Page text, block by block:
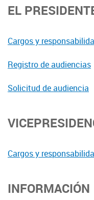
EL
Cargos y
Registro de audiencias
Solicitud de audiencia
Cargos y
INFORMACIÓN